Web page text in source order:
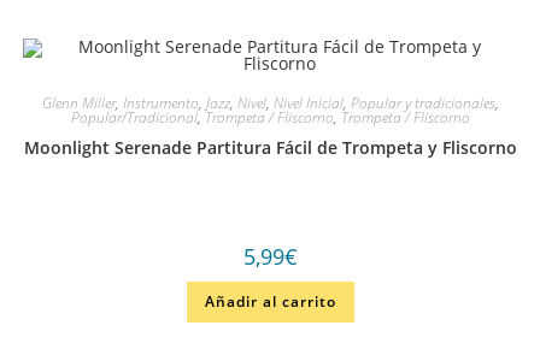
Glenn Miller, Instrumento, Jazz, Nivel, Nivel Inicial, Popular y tradicionales,
Popular/Tradicional,Trompeta / Fliscorno, Trompeta / Fliscorno
Moonlight Serenade Partitura Fácil de Trompeta y Fliscorno
5,99€
Añadir al carrito